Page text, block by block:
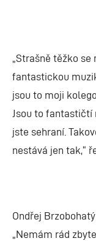
„Strašně těžko
fantastickou
jsou to moji
Jsou to fantastičtí
jste sehraní.
nestává jen tak,“
Ondřej
„Nemám rád